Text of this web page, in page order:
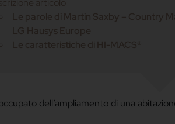
dell’ampliamento di una